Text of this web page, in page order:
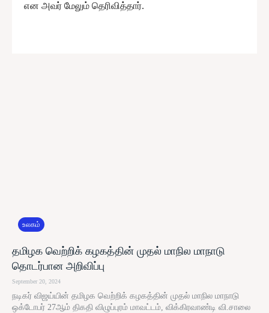
என அவர் மேலும் தெரிவித்தார்.
உலகம்
தமிழக வெற்றிக் கழகத்தின் முதல் மாநில மாநாடு
தொடர்பான அறிவிப்பு
September 20, 2024
நடிகர் விஜய்யின் தமிழக வெற்றிக் கழகத்தின் முதல் மாநில மாநாடு
ஒக்டோபர் 27ஆம் திகதி விழுப்புரம் மாவட்டம், விக்கிரவாண்டி வி.சாலை